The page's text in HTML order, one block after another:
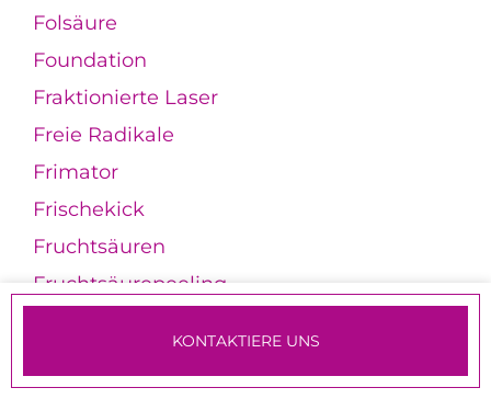
Folsäure
Foundation
Fraktionierte Laser
Freie Radikale
Frimator
Frischekick
Fruchtsäuren
Fruchtsäurepeeling
TERMINE & ANMELDUNG
KONTAKTIERE UNS